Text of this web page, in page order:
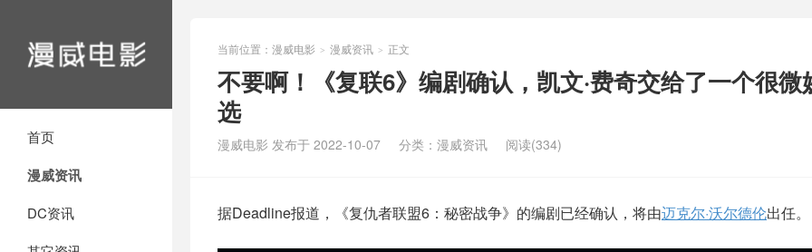
首页
漫威资讯
DC资讯
当前位置： 漫威电影 > 漫威资讯 > 正文
不要啊！《复联6》编剧确认，凯文·费奇交给了一个很微
选
漫威电影 发布于 2022-10-07 分类： 漫威资讯 阅读(334)
据Deadline报道，《复仇者联盟6：秘密战争》的编剧已经确认，将由迈克尔·沃尔德伦出任。